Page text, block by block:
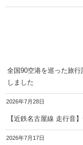
全国90空港を巡った旅
しました
2026年7月28日
【近鉄名古屋線 走行
2026年7月17日